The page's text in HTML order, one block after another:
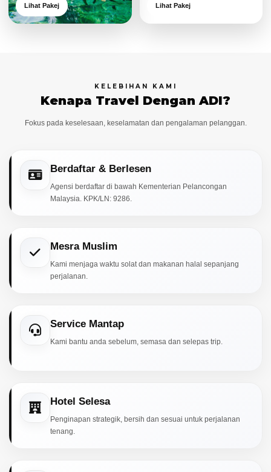
Lihat Pakej Lihat Pakej
KELEBIHAN KAMI
Kenapa Travel Dengan ADI?
Fokus pada keselesaan, keselamatan dan pengalaman pelanggan.
Berdaftar & Berlesen
Agensi berdaftar di bawah Kementerian Pelancongan
Malaysia. KPK/LN: 9286.
Mesra Muslim
Kami menjaga waktu solat dan makanan halal sepanjang
perjalanan.
Service Mantap
Kami bantu anda sebelum, semasa dan selepas trip.
Hotel Selesa
Penginapan strategik, bersih dan sesuai untuk perjalanan
tenang.